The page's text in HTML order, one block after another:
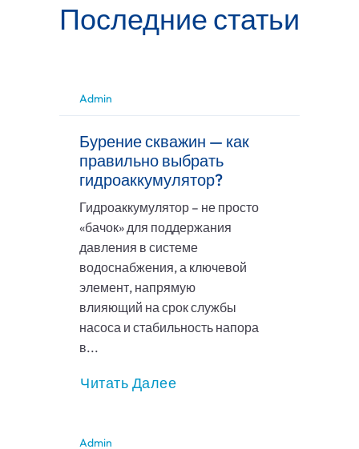
Последние статьи
Admin
Бурение скважин — как
правильно выбрать
гидроаккумулятор?
Гидроаккумулятор – не просто
«бачок» для поддержания
давления в системе
водоснабжения, а ключевой
элемент, напрямую
влияющий на срок службы
насоса и стабильность напора
в...
Читать Далее
Admin